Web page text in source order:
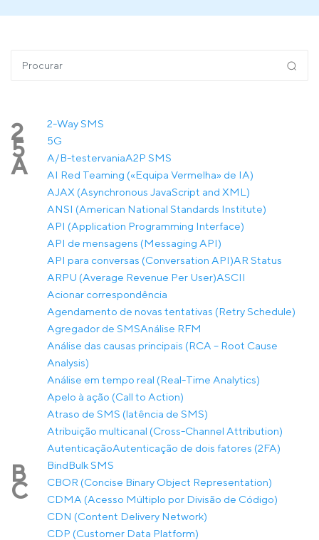
2 2-Way SMS
5 5G
A A/B-testervaniaA2P SMS
AI Red Teaming («Equipa Vermelha» de IA)
AJAX (Asynchronous JavaScript and XML)
ANSI (American National Standards Institute)
API (Application Programming Interface)
API de mensagens (Messaging API)
API para conversas (Conversation API)AR Status
ARPU (Average Revenue Per User)ASCII
Acionar correspondência
Agendamento de novas tentativas (Retry Schedule)
Agregador de SMSAnálise RFM
Análise das causas principais (RCA – Root Cause
Analysis)
Análise em tempo real (Real-Time Analytics)
Apelo à ação (Call to Action)
Atraso de SMS (latência de SMS)
Atribuição multicanal (Cross-Channel Attribution)
AutenticaçãoAutenticação de dois fatores (2FA)
B BindBulk SMS
C
CBOR (Concise Binary Object Representation)
CDMA (Acesso Múltiplo por Divisão de Código)
CDN (Content Delivery Network)
CDP (Customer Data Platform)